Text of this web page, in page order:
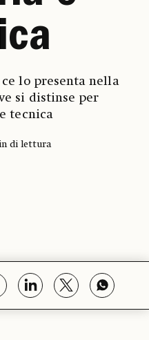
lo presenta nella
si distinse per
tecnica
di lettura